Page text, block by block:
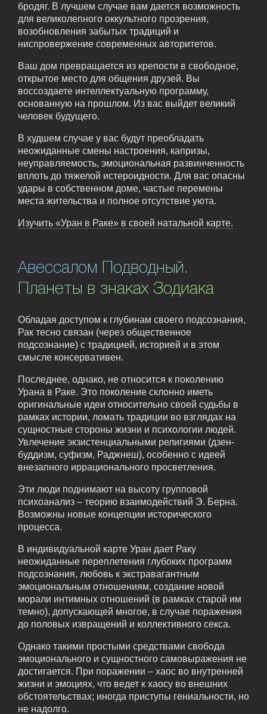
бродяг. В лучшем случае вам дается возможность
для великолепного оккультного прозрения,
возобновления забытых традиций и
ниспровержение современных авторитетов.
Ваш дом превращается из крепости в свободное,
открытое место для общения друзей. Вы
воссоздаете интеллектуальную программу,
основанную на прошлом. Из вас выйдет великий
человек будущего.
В худшем случае у вас будут преобладать
неожиданные смены настроения, капризы,
неуправляемость, эмоциональная развинченность
вплоть до тяжелой истероидности. Для вас опасны
удары в собственном доме, частые перемены
места жительства и полное отсутствие уюта.
Изучить «Уран в Раке» в своей натальной карте.
Авессалом Подводный.
Планеты в знаках Зодиака
Обладая доступом к глубинам своего подсознания,
Рак тесно связан (через общественное
подсознание) с традицией, историей и в этом
смысле консервативен.
Последнее, однако, не относится к поколению
Урана в Раке. Это поколение склонно иметь
оригинальные идеи относительно своей судьбы в
рамках истории, ломать традиции во взглядах на
сущностные стороны жизни и психологии людей.
Увлечение экзистенциальными религиями (дзен-
буддизм, суфизм, Раджнеш), особенно с идеей
внезапного иррационального просветления.
Эти люди поднимают на высоту групповой
психоанализ – теорию взаимодействий Э. Берна.
Возможны новые концепции исторического
процесса.
В индивидуальной карте Уран дает Раку
неожиданные переплетения глубоких программ
подсознания, любовь к экстравагантным
эмоциональным отношениям, создание новой
морали интимных отношений (в рамках старой им
темно), допускающей многое, в случае поражения
до половых извращений и коллективного секса.
Однако такими простыми средствами свобода
эмоционального и сущностного самовыражения не
достигается. При поражении – хаос во внутренней
жизни и эмоциях, что ведет к хаосу во внешних
обстоятельствах; иногда приступы гениальности, но
не надолго.